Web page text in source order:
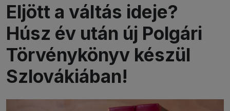
Eljött a váltás ideje?
Húsz év után új Polgári
Törvénykönyv készül
Szlovákiában!